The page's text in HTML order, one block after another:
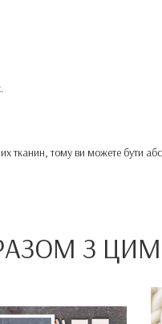
тканин, тому ви можете бути
З